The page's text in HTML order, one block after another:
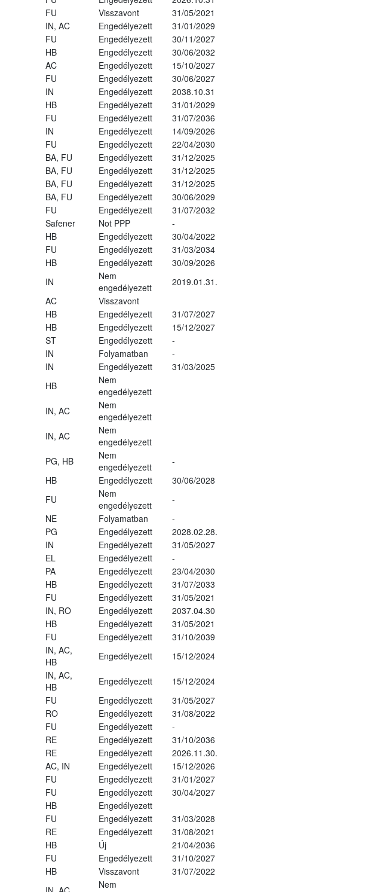
FU Visszavont
31/05/2021
IN, AC Engedélyezett
31/01/2029
FU Engedélyezett
30/11/2027
HB Engedélyezett
30/06/2032
AC Engedélyezett
15/10/2027
FU Engedélyezett
30/06/2027
IN Engedélyezett
2038.10.31
HB Engedélyezett
31/01/2029
FU Engedélyezett
31/07/2036
IN Engedélyezett
14/09/2026
FU Engedélyezett
22/04/2030
BA, FU Engedélyezett
31/12/2025
BA, FU Engedélyezett
31/12/2025
BA, FU Engedélyezett
31/12/2025
BA, FU Engedélyezett
30/06/2029
FU Engedélyezett
31/07/2032
Safener Not PPP
-
HB Engedélyezett
30/04/2022
FU Engedélyezett
31/03/2034
HB Engedélyezett
30/09/2026
IN
Nem
engedélyezett
2019.01.31.
AC
Visszavont
HB Engedélyezett
31/07/2027
HB Engedélyezett
15/12/2027
ST Engedélyezett
-
IN Folyamatban
-
IN Engedélyezett
31/03/2025
HB
Nem
engedélyezett
IN, AC
Nem
engedélyezett
IN, AC
Nem
engedélyezett
PG, HB
Nem
engedélyezett
-
HB Engedélyezett
30/06/2028
FU
Nem
engedélyezett
-
NE Folyamatban
-
PG Engedélyezett
2028.02.28.
IN Engedélyezett
31/05/2027
EL Engedélyezett
-
PA Engedélyezett
23/04/2030
HB Engedélyezett
31/07/2033
FU Engedélyezett
31/05/2021
IN, RO Engedélyezett
2037.04.30
HB Engedélyezett
31/05/2021
FU Engedélyezett
31/10/2039
IN, AC,
HB
Engedélyezett 15/12/2024
IN, AC,
HB
Engedélyezett
15/12/2024
FU Engedélyezett
31/05/2027
RO Engedélyezett
31/08/2022
FU Engedélyezett
-
RE Engedélyezett
31/10/2036
RE Engedélyezett
2026.11.30.
AC, IN Engedélyezett
15/12/2026
FU Engedélyezett
31/01/2027
FU Engedélyezett
30/04/2027
HB
Engedélyezett
FU Engedélyezett
31/03/2028
RE Engedélyezett
31/08/2021
HB Új
21/04/2036
FU Engedélyezett
31/10/2027
HB Visszavont
31/07/2022
Nem